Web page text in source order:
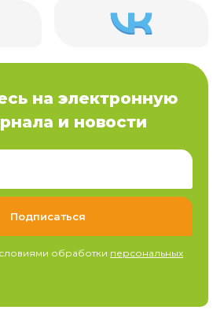
на электронную
и новости
обработки персональных